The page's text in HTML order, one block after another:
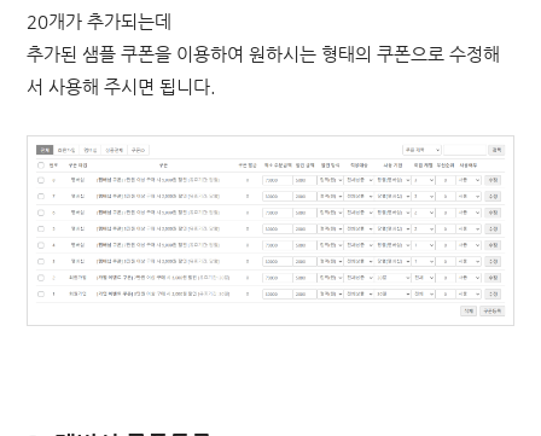
20개가 추가되는데
추가된 샘플 쿠폰을 이용하여 원하시는 형태의 쿠폰으로 수정해
서 사용해 주시면 됩니다.